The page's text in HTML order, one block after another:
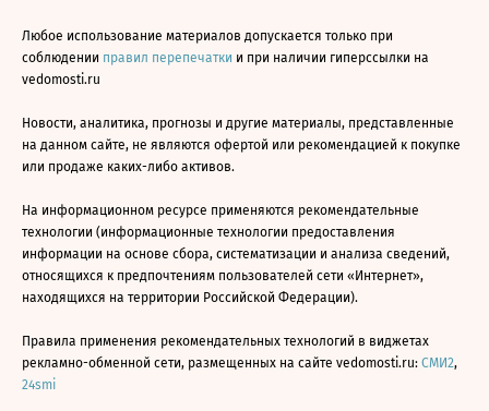
Любое использование материалов допускается только при
соблюдении правил перепечатки и при наличии гиперссылки на
vedomosti.ru
Новости, аналитика, прогнозы и другие материалы, представленные
на данном сайте, не являются офертой или рекомендацией к покупке
или продаже каких-либо активов.
На информационном ресурсе применяются рекомендательные
технологии (информационные технологии предоставления
информации на основе сбора, систематизации и анализа сведений,
относящихся к предпочтениям пользователей сети «Интернет»,
находящихся на территории Российской Федерации).
Правила применения рекомендательных технологий в виджетах
рекламно-обменной сети, размещенных на сайте vedomosti.ru: СМИ2,
24smi